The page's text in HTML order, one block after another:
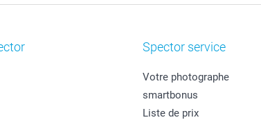
Spector service
Votre photographe
smartbonus
Liste de prix